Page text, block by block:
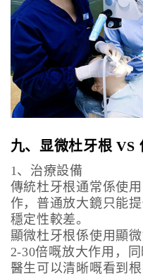
九、显微杜牙根 VS
1、治療設備
傳統杜牙根通常係使
作，普通放大鏡只能
穩定性較差。
顯微杜牙根係使用顯
2-30倍嘅放大作用，
醫生可以清晰嘅看到